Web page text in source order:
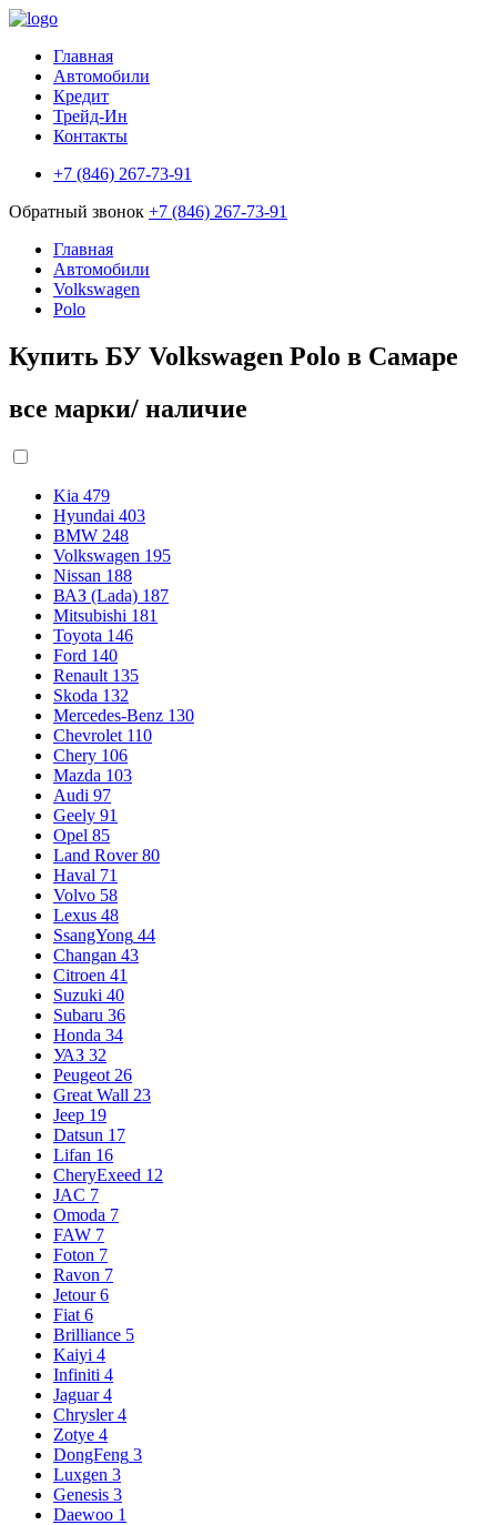
Главная
Автомобили
Кредит
Трейд-Ин
Контакты
+7 (846) 267-73-91
Обратный звонок +7 (846) 267-73-91
Главная
Автомобили
Volkswagen
Polo
Купить БУ Volkswagen Polo в Самаре
все марки/ наличие
Kia 479
Hyundai 403
BMW 248
Volkswagen 195
Nissan 188
ВАЗ (Lada) 187
Mitsubishi 181
Toyota 146
Ford 140
Renault 135
Skoda 132
Mercedes-Benz 130
Chevrolet 110
Chery 106
Mazda 103
Audi 97
Geely 91
Opel 85
Land Rover 80
Haval 71
Volvo 58
Lexus 48
SsangYong 44
Changan 43
Citroen 41
Suzuki 40
Subaru 36
Honda 34
УАЗ 32
Peugeot 26
Great Wall 23
Jeep 19
Datsun 17
Lifan 16
CheryExeed 12
JAC 7
Omoda 7
FAW 7
Foton 7
Ravon 7
Jetour 6
Fiat 6
Brilliance 5
Kaiyi 4
Infiniti 4
Jaguar 4
Chrysler 4
Zotye 4
DongFeng 3
Luxgen 3
Genesis 3
Daewoo 1